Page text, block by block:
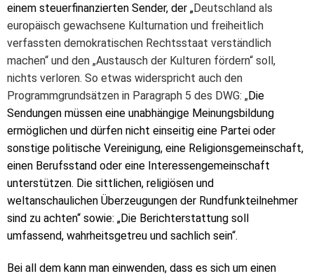
einem steuerfinanzierten Sender, der „Deutschland als
europäisch gewachsene Kulturnation und freiheitlich
verfassten demokratischen Rechtsstaat verständlich
machen“ und den „Austausch der Kulturen fördern“ soll,
nichts verloren. So etwas widerspricht auch den
Programmgrundsätzen in Paragraph 5 des DWG: „Die
Sendungen müssen eine unabhängige Meinungsbildung
ermöglichen und dürfen nicht einseitig eine Partei oder
sonstige politische Vereinigung, eine Religionsgemeinschaft,
einen Berufsstand oder eine Interessengemeinschaft
unterstützen. Die sittlichen, religiösen und
weltanschaulichen Überzeugungen der Rundfunkteilnehmer
sind zu achten“ sowie: „Die Berichterstattung soll
umfassend, wahrheitsgetreu und sachlich sein“.
Bei all dem kann man einwenden, dass es sich um einen